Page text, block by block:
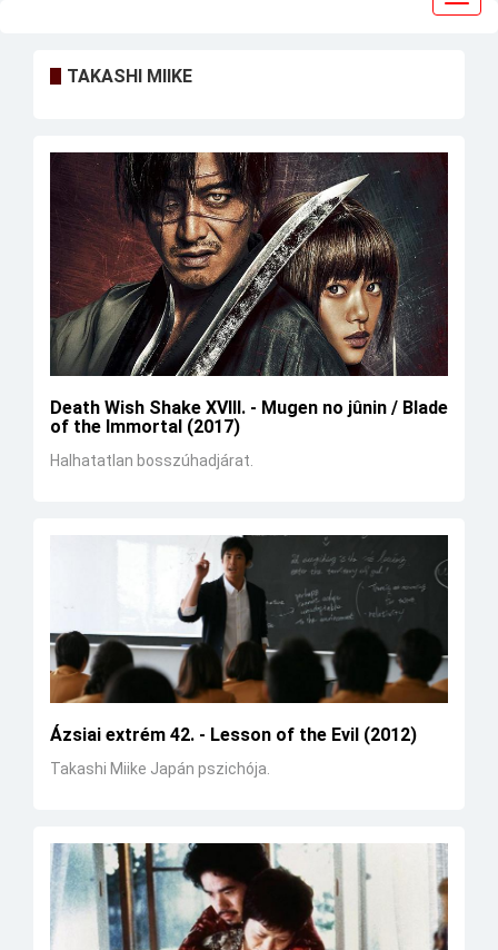
TAKASHI MIIKE
Death Wish Shake XVIII. - Mugen no jûnin / Blade
of the Immortal (2017)
Halhatatlan bosszúhadjárat.
Ázsiai extrém 42. - Lesson of the Evil (2012)
Takashi Miike Japán pszichója.